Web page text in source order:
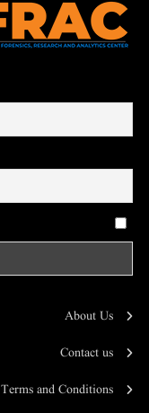
About Us
Contact us
Terms and Conditions